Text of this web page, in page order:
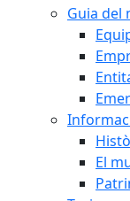
Guia del
El